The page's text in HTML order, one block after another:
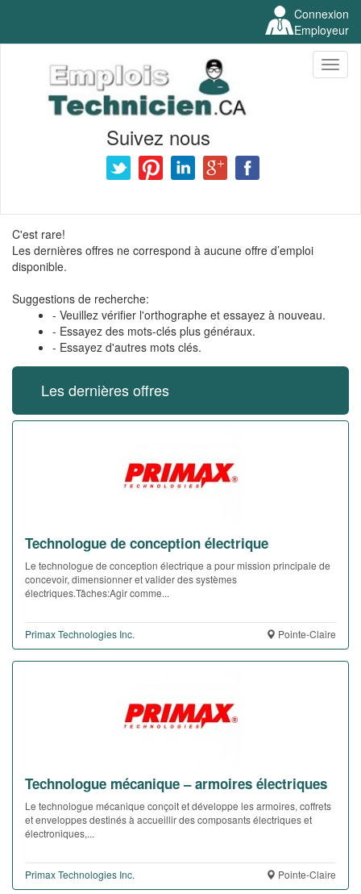
Connexion
Employeur
Suivez nous
C'est rare!
Les dernières offres ne correspond à aucune offre d’emploi
disponible.
Suggestions de recherche:
- Veuillez vérifier l'orthographe et essayez à nouveau.
- Essayez des mots-clés plus généraux.
- Essayez d'autres mots clés.
Les dernières offres
Technologue de conception électrique
Le technologue de conception électrique a pour mission principale de
concevoir, dimensionner et valider des systèmes
électriques.Tâches:Agir comme...
Primax Technologies Inc. Pointe-Claire
Technologue mécanique – armoires électriques
Le technologue mécanique conçoit et développe les armoires, coffrets
et enveloppes destinés à accueillir des composants électriques et
électroniques,...
Primax Technologies Inc. Pointe-Claire